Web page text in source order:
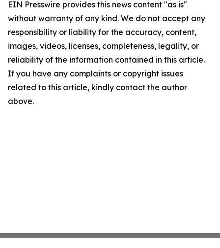
EIN Presswire provides this news content "as is"
without warranty of any kind. We do not accept any
responsibility or liability for the accuracy, content,
images, videos, licenses, completeness, legality, or
reliability of the information contained in this article.
If you have any complaints or copyright issues
related to this article, kindly contact the author
above.